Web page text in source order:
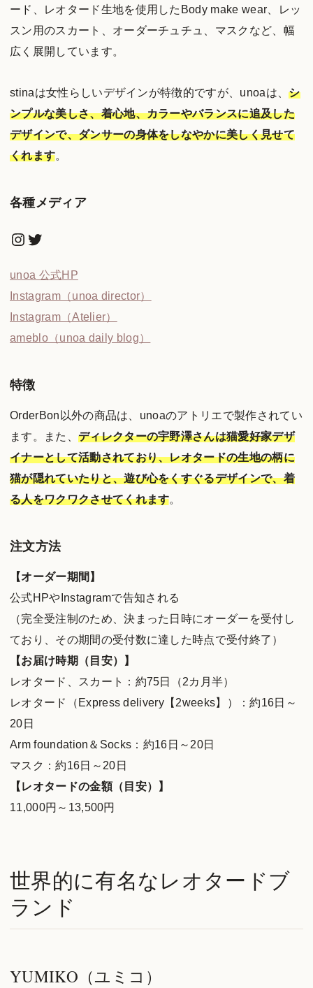
ード、レオタード生地を使用したBody make wear、レッ
スン用のスカート、オーダーチュチュ、マスクなど、幅
広く展開しています。
stinaは女性らしいデザインが特徴的ですが、unoaは、シ
ンプルな美しさ、着心地、カラーやバランスに追及した
デザインで、ダンサーの身体をしなやかに美しく見せて
くれます。
各種メディア
Instagram
Twitter
unoa 公式HP
Instagram（unoa director）
Instagram（Atelier）
ameblo（unoa daily blog）
特徴
OrderBon以外の商品は、unoaのアトリエで製作されてい
ます。また、 ディレクターの宇野澤さんは猫愛好家デザ
イナーとして活動されており、レオタードの生地の柄に
猫が隠れていたりと、遊び心をくすぐるデザインで、着
る人をワクワクさせてくれます。
注文方法
【オーダー期間】
公式HPやInstagramで告知される
（完全受注制のため、決まった日時にオーダーを受付し
ており、その期間の受付数に達した時点で受付終了）
【お届け時期（目安）】
レオタード、スカート：約75日（2カ月半）
レオタード（Express delivery【2weeks】）：約16日～
20日
Arm foundation＆Socks：約16日～20日
マスク：約16日～20日
【レオタードの金額（目安）】
11,000円～13,500円
世界的に有名なレオタードブ
ランド
YUMIKO（ユミコ）